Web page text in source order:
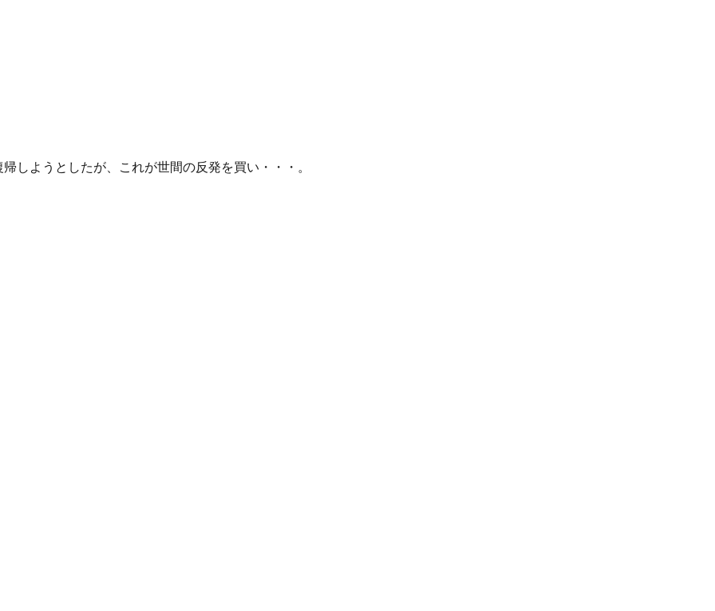
帰しようとしたが、これが世間の反発を買い・・・。